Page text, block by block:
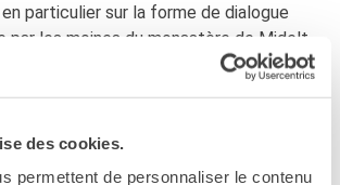
des cookies.
permettent de personnaliser le contenu
en particulier sur la forme de dialogue
par les moines du monastère de Midelt,
spirituelle et fraternelle des moines de
relation fondée moins sur la
que sur la reconnaissance